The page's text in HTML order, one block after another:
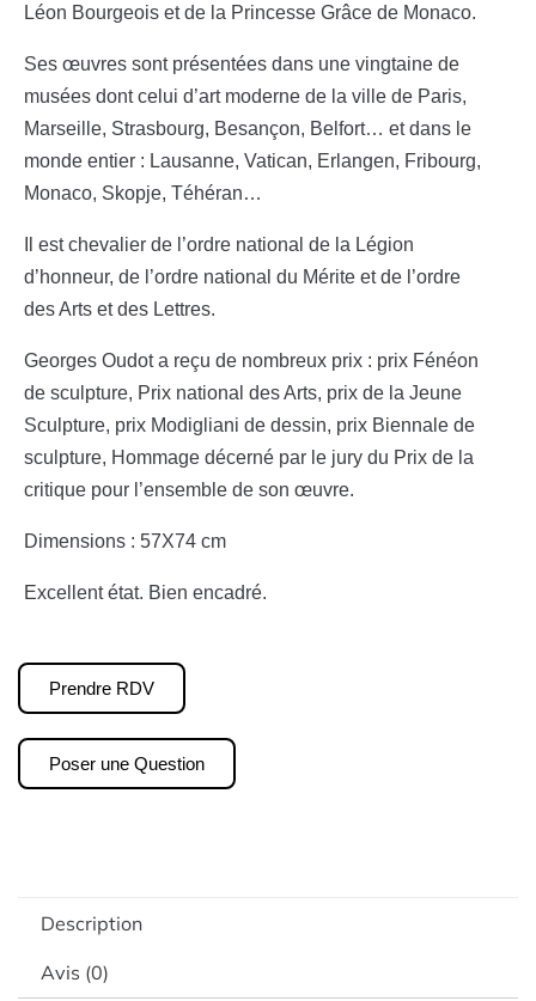
Léon Bourgeois et de la Princesse Grâce de Monaco.
Ses œuvres sont présentées dans une vingtaine de
musées dont celui d’art moderne de la ville de Paris,
Marseille, Strasbourg, Besançon, Belfort… et dans le
monde entier : Lausanne, Vatican, Erlangen, Fribourg,
Monaco, Skopje, Téhéran…
Il est chevalier de l’ordre national de la Légion
d’honneur, de l’ordre national du Mérite et de l’ordre
des Arts et des Lettres.
Georges Oudot a reçu de nombreux prix : prix Fénéon
de sculpture, Prix national des Arts, prix de la Jeune
Sculpture, prix Modigliani de dessin, prix Biennale de
sculpture, Hommage décerné par le jury du Prix de la
critique pour l’ensemble de son œuvre.
Dimensions : 57X74 cm
Excellent état. Bien encadré.
Prendre RDV
Poser une Question
Description
Avis (0)